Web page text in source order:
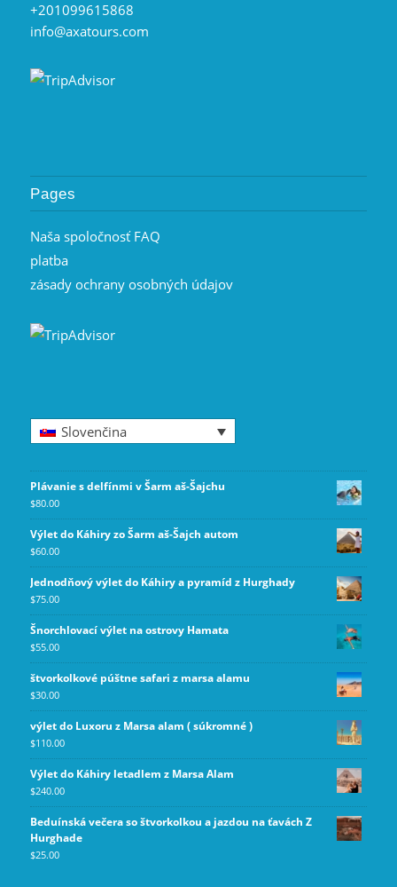
+201099615868
info@axatours.com
Pages
Naša spoločnosť FAQ
platba
zásady ochrany osobných údajov
Slovenčina
Plávanie s delfínmi v Šarm aš-Šajchu
$80.00
Výlet do Káhiry zo Šarm aš-Šajch autom
$60.00
Jednodňový výlet do Káhiry a pyramíd z Hurghady
$75.00
Šnorchlovací výlet na ostrovy Hamata
$55.00
štvorkolkové púštne safari z marsa alamu
$30.00
výlet do Luxoru z Marsa alam ( súkromné )
$110.00
Výlet do Káhiry letadlem z Marsa Alam
$240.00
Beduínská večera so štvorkolkou a jazdou na ťavách Z
Hurghade
$25.00